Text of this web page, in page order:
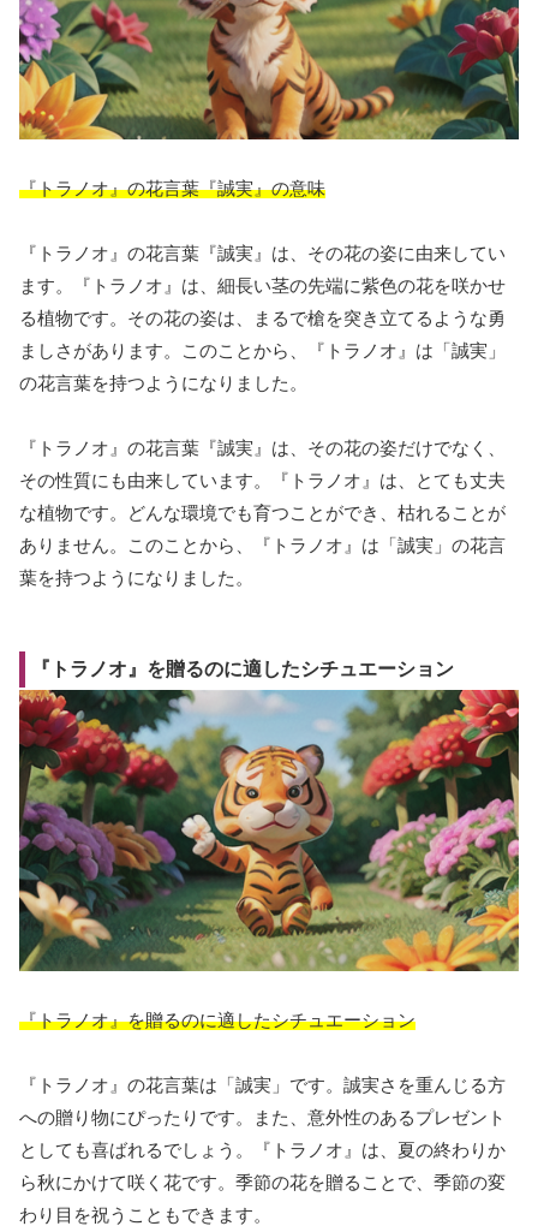
『トラノオ』の花言葉『誠実』の意味
『トラノオ』の花言葉『誠実』は、その花の姿に由来してい
ます。『トラノオ』は、細長い茎の先端に紫色の花を咲かせ
る植物です。その花の姿は、まるで槍を突き立てるような勇
ましさがあります。このことから、『トラノオ』は「誠実」
の花言葉を持つようになりました。
『トラノオ』の花言葉『誠実』は、その花の姿だけでなく、
その性質にも由来しています。『トラノオ』は、とても丈夫
な植物です。どんな環境でも育つことができ、枯れることが
ありません。このことから、『トラノオ』は「誠実」の花言
葉を持つようになりました。
『トラノオ』を贈るのに適したシチュエーション
『トラノオ』を贈るのに適したシチュエーション
『トラノオ』の花言葉は「誠実」です。誠実さを重んじる方
への贈り物にぴったりです。また、意外性のあるプレゼント
としても喜ばれるでしょう。『トラノオ』は、夏の終わりか
ら秋にかけて咲く花です。季節の花を贈ることで、季節の変
わり目を祝うこともできます。